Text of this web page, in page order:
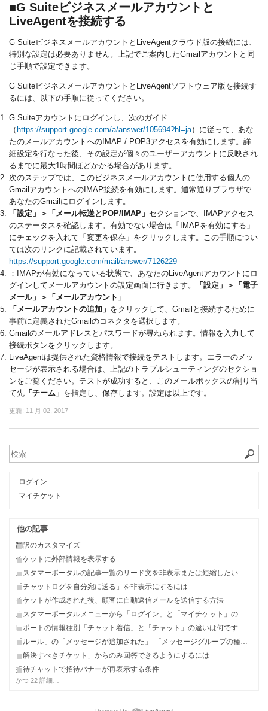
■G Suiteビジネスメールアカウントと
LiveAgentを接続する
G SuiteビジネスメールアカウントとLiveAgentクラウド版の接続には、
特別な設定は必要ありません。上記でご案内したGmailアカウントと同
じ手順で設定できます。
G SuiteビジネスメールアカウントとLiveAgentソフトウェア版を接続す
るには、以下の手順に従ってください。
G Suiteアカウントにログインし、次のガイド
（ https://support.google.com/a/answer/105694?hl=ja）に従って、あな
たのメールアカウントへのIMAP / POP3アクセスを有効にします。詳
細設定を行なった後、その設定が個々のユーザーアカウントに反映され
るまでに最大1時間ほどかかる場合があります。
次のステップでは、このビジネスメールアカウントに使用する個人の
GmailアカウントへのIMAP接続を有効にします。通常通り ブラウザで
あなたのGmailにログインします。
「設定」＞「メール転送とPOP/IMAP」 セクションで、IMAPアクセス
のステータスを確認します。有効でない場合は「IMAPを有効にする」
にチェックを入れて「変更を保存」をクリックします。この手順につい
ては次のリンクに記載されています。
https://support.google.com/mail/answer/7126229
：IMAPが有効になっている状態で、あなたのLiveAgentアカウントにロ
グインしてメールアカウントの設定画面に行きます。
「設定」＞「電子
メール」＞「メールアカウント」
「メールアカウントの追加」 をクリックして、Gmailと接続するために
事前に定義されたGmailのコネクタを選択します。
Gmailのメールアドレスとパスワードが尋ねられます。情報を入力して
接続ボタンをクリックします。
LiveAgentは提供された資格情報で接続をテストします。 エラーのメッ
セージが表示される場合は、上記のトラブルシューティングのセクショ
ンをご覧ください。 テストが成功すると、 このメールボックスの割り当
て先 「チーム」 を指定し、保存します。設定は以上です。
更新: 11 月 02, 2017
ログイン
マイチケット
他の記事
翻訳のカスタマイズ
チケットに外部情報を表示する
カスタマーポータルの記事一覧のリード文を非表示または短縮したい
「チャットログを自分宛に送る」を非表示にするには
チケットが作成された後、顧客に自動返信メールを送信する方法
カスタマーポータルメニューから「ログイン」と「マイチケット」のリンクを削除するには
レポートの情報種別「チャット着信」と「チャット」の違いは何ですか？
「ルール」の「メッセージが追加された」-「メッセージグループの種類」の項目はそれぞれ何を指しますか？
「解決すべきチケット」からのみ回答できるようにするには
招待チャットで招待バナーが再表示する条件
かつ 22 詳細…